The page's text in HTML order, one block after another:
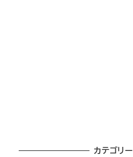
カテゴリー